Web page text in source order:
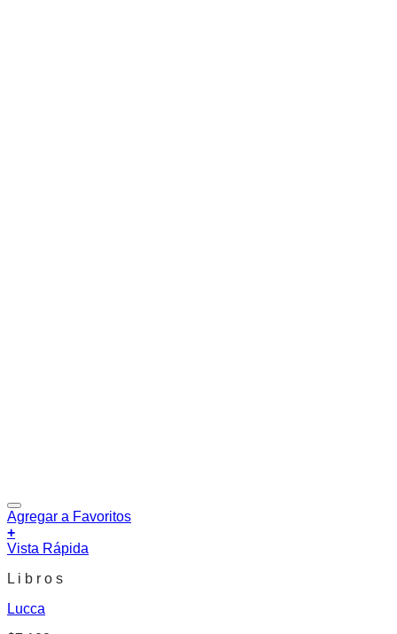
Agregar a Favoritos
+
Vista Rápida
L i b r o s
Lucca